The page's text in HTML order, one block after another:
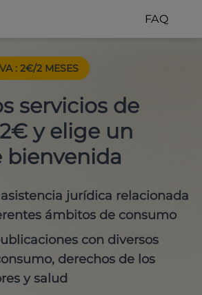
FAQ
: 2€/2 MESES
servicios de
y elige un
bienvenida
jurídica relacionada
ámbitos de consumo
con diversos
derechos de los
y salud